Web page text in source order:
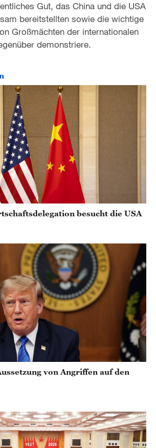
Gut, das China und die USA
bereitstellten sowie die wichtige
Großmächten der internationalen
demonstriere.
besucht die USA
von Angriffen auf den